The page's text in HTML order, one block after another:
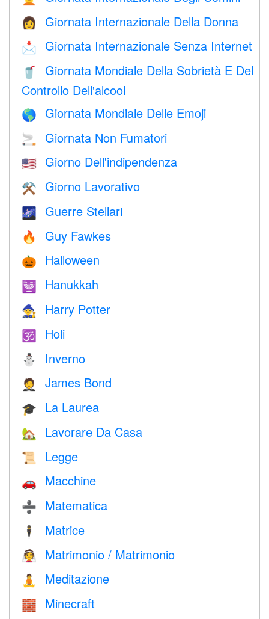
👩 Giornata Internazionale Della Donna
📩 Giornata Internazionale Senza Internet
🥤
Giornata Mondiale Della Sobrietà E Del
Controllo Dell'alcool
🌎 Giornata Mondiale Delle Emoji
🚬 Giornata Non Fumatori
🇺🇸 Giorno Dell'indipendenza
⚒️ Giorno Lavorativo
🌌 Guerre Stellari
🔥 Guy Fawkes
🎃 Halloween
🕎 Hanukkah
🧙 Harry Potter
🕉 Holi
⛄ Inverno
🤵 James Bond
🎓 La Laurea
🏡 Lavorare Da Casa
📜 Legge
🚗 Macchine
➗ Matematica
🕴️ Matrice
👰 Matrimonio / Matrimonio
🧘 Meditazione
🧱 Minecraft